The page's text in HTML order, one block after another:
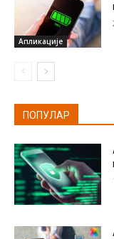
Апликације
ПОПУЛАР